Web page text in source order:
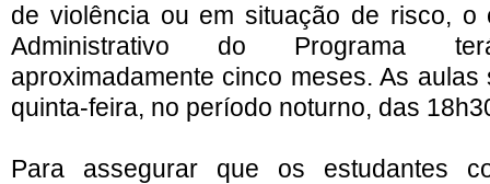
de violência ou em situação de risco, o
Administrativo do Programa
aproximadamente cinco meses. As
quinta-feira, no período noturno, das
Para assegurar que os estudantes